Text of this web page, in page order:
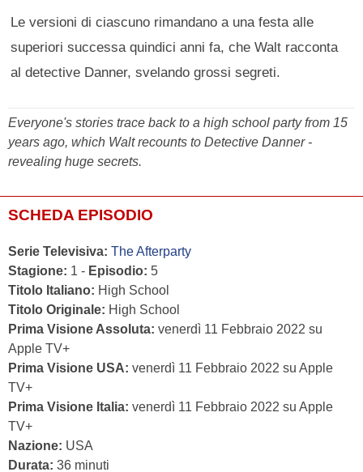
Le versioni di ciascuno rimandano a una festa alle
superiori successa quindici anni fa, che Walt racconta
al detective Danner, svelando grossi segreti.
Everyone's stories trace back to a high school party from 15
years ago, which Walt recounts to Detective Danner -
revealing huge secrets.
SCHEDA EPISODIO
Serie Televisiva: The Afterparty
Stagione: 1 - Episodio: 5
Titolo Italiano: High School
Titolo Originale: High School
Prima Visione Assoluta: venerdì 11 Febbraio 2022 su
Apple TV+
Prima Visione USA: venerdì 11 Febbraio 2022 su Apple
TV+
Prima Visione Italia: venerdì 11 Febbraio 2022 su Apple
TV+
Nazione: USA
Durata: 36 minuti